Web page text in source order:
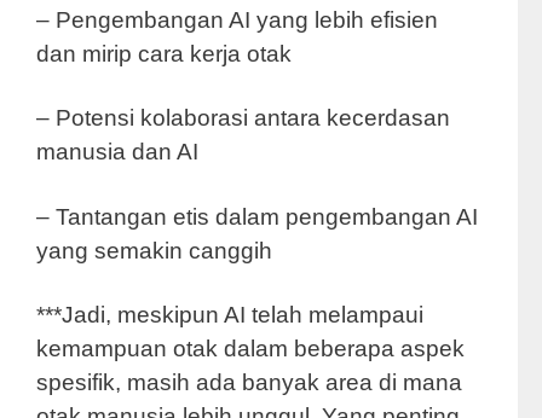
– Pengembangan AI yang lebih efisien
dan mirip cara kerja otak
– Potensi kolaborasi antara kecerdasan
manusia dan AI
– Tantangan etis dalam pengembangan AI
yang semakin canggih
***Jadi, meskipun AI telah melampaui
kemampuan otak dalam beberapa aspek
spesifik, masih ada banyak area di mana